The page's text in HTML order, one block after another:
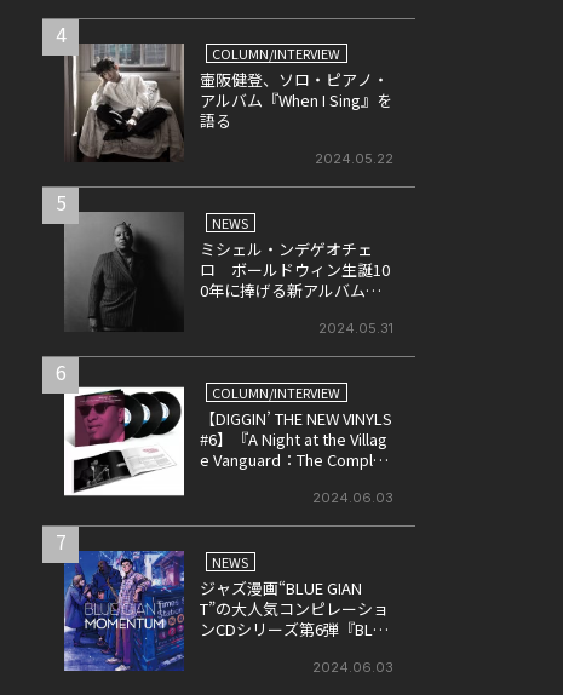
4
COLUMN/INTERVIEW
壷阪健登、ソロ・ピアノ・
アルバム『When I Sing』を
語る
2024.05.22
5
NEWS
ミシェル・ンデゲオチェ
ロ ボールドウィン生誕10
0年に捧げる新アルバム発
2024.05.31
6
COLUMN/INTERVIEW
【DIGGIN’ THE NEW VINYLS
#6】『A Night at the Villag
e Vanguard：The Complet
2024.06.03
7
NEWS
ジャズ漫画“BLUE GIAN
T”の大人気コンピレーショ
ンCDシリーズ第6弾『BLUE
2024.06.03